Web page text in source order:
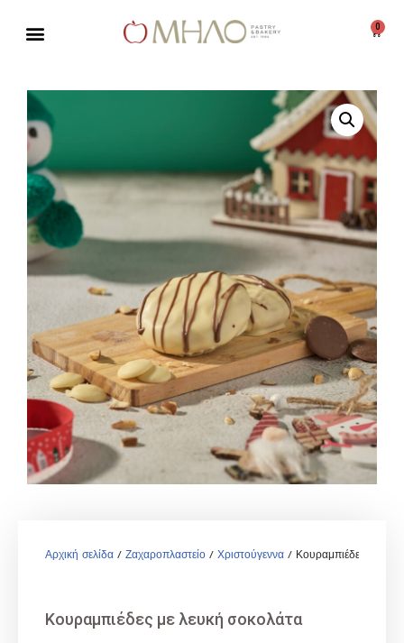
περιεχόμενο
0
Αρχική σελίδα / Ζαχαροπλαστείο / Χριστούγεννα / Κουραμπιέδες με
Κουραμπιέδες με λευκή σοκολάτα